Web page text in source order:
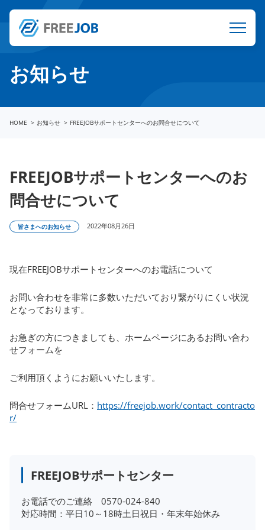
お知らせ
HOME お知らせ FREEJOBサポートセンターへのお問合せについて
FREEJOBサポートセンターへのお
問合せについて
皆さまへのお知らせ 2022年08月26日
現在FREEJOBサポートセンターへのお電話について
お問い合わせを非常に多数いただいており繋がりにくい状況
となっております。
お急ぎの方につきましても、ホームページにあるお問い合わ
せフォームを
ご利用頂くようにお願いいたします。
問合せフォームURL： https://freejob.work/contact_contracto
r/
FREEJOBサポートセンター
お電話でのご連絡 0570-024-840
対応時間：平日10～18時土日祝日・年末年始休み